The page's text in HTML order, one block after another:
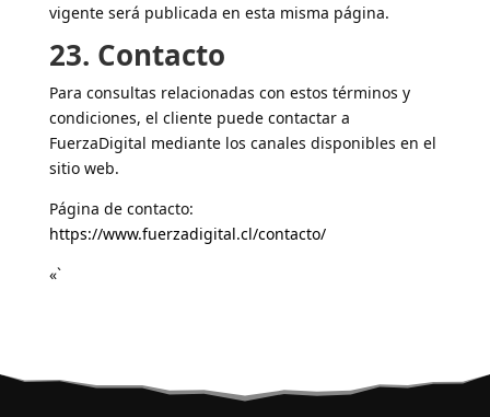
vigente será publicada en esta misma página.
23. Contacto
Para consultas relacionadas con estos términos y
condiciones, el cliente puede contactar a
FuerzaDigital mediante los canales disponibles en el
sitio web.
Página de contacto:
https://www.fuerzadigital.cl/contacto/
«`